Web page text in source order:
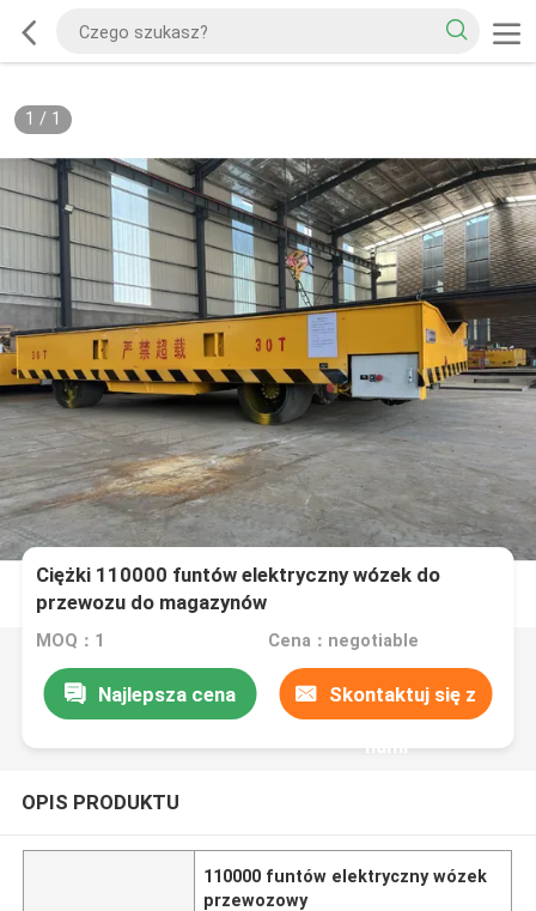
1 / 1
Ciężki 110000 funtów elektryczny wózek do
przewozu do magazynów
MOQ：1 Cena：negotiable
Najlepsza cena Skontaktuj się z
nami
OPIS PRODUKTU
110000 funtów elektryczny wózek
przewozowy